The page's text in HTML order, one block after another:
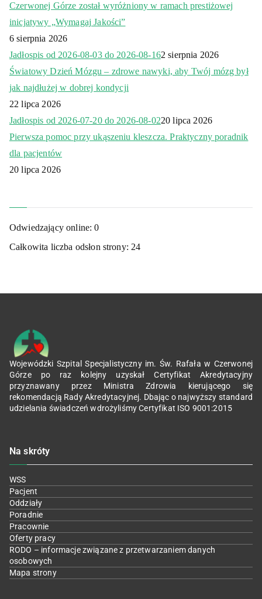
Czerwonej Górze został wyróżniony w ramach prestiżowej
inicjatywy „Wymagaj Jakości”
6 sierpnia 2026
Jadłospis od 2026-08-03 do 2026-08-162 sierpnia 2026
Światowy Dzień Mózgu – zdrowe nawyki, aby Twój mózg był
jak najdłużej w dobrej kondycji
22 lipca 2026
Jadłospis od 2026-07-20 do 2026-08-0220 lipca 2026
Pierwsza pomoc przy ukąszeniu kleszcza. Praktyczny poradnik
dla pacjentów
20 lipca 2026
Odwiedzający online:0
Całkowita liczba odsłon strony: 24
Wojewódzki Szpital Specjalistyczny im. Św. Rafała w Czerwonej
Górze po raz kolejny uzyskał Certyfikat Akredytacyjny
przyznawany przez Ministra Zdrowia kierującego się
rekomendacją Rady Akredytacyjnej. Dbając o najwyższy standard
udzielania świadczeń wdrożyliśmy Certyfikat ISO 9001:2015
Na skróty
WSS
Pacjent
Oddziały
Poradnie
Pracownie
Oferty pracy
RODO – informacje związane z przetwarzaniem danych
osobowych
Mapa strony